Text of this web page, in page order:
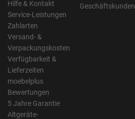
Hilfe & Kontakt
Service-Leistungen
Zahlarten
Versand- &
Verpackungskosten
Verfügbarkeit &
Lieferzeiten
moebelplus
Bewertungen
5 Jahre Garantie
Altgeräte-
Geschäftskunden